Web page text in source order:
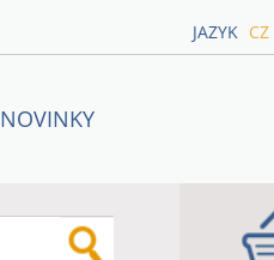
JAZYK CZ
NOVINKY